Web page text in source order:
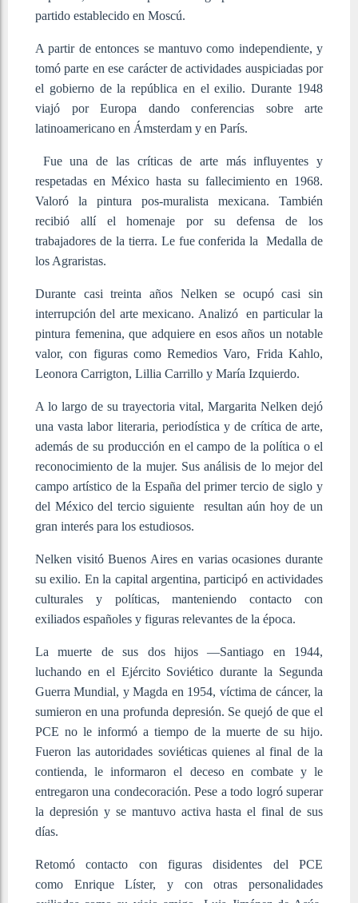
partido establecido en Moscú.
A partir de entonces se mantuvo como independiente, y
tomó parte en ese carácter de actividades auspiciadas por
el gobierno de la república en el exilio. Durante 1948
viajó por Europa dando conferencias sobre arte
latinoamericano en Ámsterdam y en París.
Fue una de las críticas de arte más influyentes y
respetadas en México hasta su fallecimiento en 1968.
Valoró la pintura pos-muralista mexicana. También
recibió allí el homenaje por su defensa de los
trabajadores de la tierra. Le fue conferida la Medalla de
los Agraristas.
Durante casi treinta años Nelken se ocupó casi sin
interrupción del arte mexicano. Analizó en particular la
pintura femenina, que adquiere en esos años un notable
valor, con figuras como Remedios Varo, Frida Kahlo,
Leonora Carrigton, Lillia Carrillo y María Izquierdo.
A lo largo de su trayectoria vital, Margarita Nelken dejó
una vasta labor literaria, periodística y de crítica de arte,
además de su producción en el campo de la política o el
reconocimiento de la mujer. Sus análisis de lo mejor del
campo artístico de la España del primer tercio de siglo y
del México del tercio siguiente resultan aún hoy de un
gran interés para los estudiosos.
Nelken visitó Buenos Aires en varias ocasiones durante
su exilio. En la capital argentina, participó en actividades
culturales y políticas, manteniendo contacto con
exiliados españoles y figuras relevantes de la época.
La muerte de sus dos hijos —Santiago en 1944,
luchando en el Ejército Soviético durante la Segunda
Guerra Mundial, y Magda en 1954, víctima de cáncer, la
sumieron en una profunda depresión. Se quejó de que el
PCE no le informó a tiempo de la muerte de su hijo.
Fueron las autoridades soviéticas quienes al final de la
contienda, le informaron el deceso en combate y le
entregaron una condecoración. Pese a todo logró superar
la depresión y se mantuvo activa hasta el final de sus
días.
Retomó contacto con figuras disidentes del PCE
como Enrique Líster, y con otras personalidades